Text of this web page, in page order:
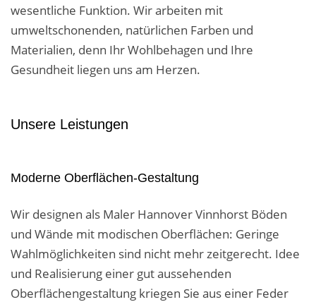
wesentliche Funktion. Wir arbeiten mit
umweltschonenden, natürlichen Farben und
Materialien, denn Ihr Wohlbehagen und Ihre
Gesundheit liegen uns am Herzen.
Unsere Leistungen
Moderne Oberflächen-Gestaltung
Wir designen als Maler Hannover Vinnhorst Böden
und Wände mit modischen Oberflächen: Geringe
Wahlmöglichkeiten sind nicht mehr zeitgerecht. Idee
und Realisierung einer gut aussehenden
Oberflächengestaltung kriegen Sie aus einer Feder